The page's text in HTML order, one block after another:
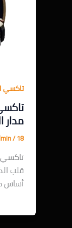
تاكسي
مدار
/18 سبتمبر، 2025
تاكسي
قلب
أساس